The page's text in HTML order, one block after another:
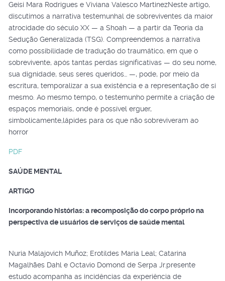
Geisi Mara Rodrigues e Viviana Valesco MartinezNeste artigo,
discutimos a narrativa testemunhal de sobreviventes da maior
atrocidade do século XX — a Shoah — a partir da Teoria da
Sedução Generalizada (TSG). Compreendemos a narrativa
como possibilidade de tradução do traumático, em que o
sobrevivente, após tantas perdas significativas — do seu nome,
sua dignidade, seus seres queridos… —, pode, por meio da
escritura, temporalizar a sua existência e a representação de si
mesmo. Ao mesmo tempo, o testemunho permite a criação de
espaços memoriais, onde é possível erguer,
simbolicamente,lápides para os que não sobreviveram ao
horror
PDF
SAÚDE MENTAL
ARTIGO
Incorporando histórias: a recomposição do corpo próprio na
perspectiva de usuários de serviços de saúde mental
Nuria Malajovich Muñoz; Erotildes Maria Leal; Catarina
Magalhães Dahl e Octavio Domond de Serpa Jr.presente
estudo acompanha as incidências da experiência de